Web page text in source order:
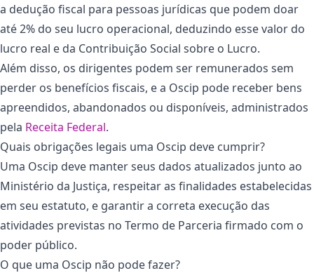
a dedução fiscal para pessoas jurídicas que podem doar
até 2% do seu lucro operacional, deduzindo esse valor do
lucro real e da Contribuição Social sobre o Lucro.
Além disso, os dirigentes podem ser remunerados sem
perder os benefícios fiscais, e a Oscip pode receber bens
apreendidos, abandonados ou disponíveis, administrados
pela Receita Federal.
Quais obrigações legais uma Oscip deve cumprir?
Uma Oscip deve manter seus dados atualizados junto ao
Ministério da Justiça, respeitar as finalidades estabelecidas
em seu estatuto, e garantir a correta execução das
atividades previstas no Termo de Parceria firmado com o
poder público.
O que uma Oscip não pode fazer?